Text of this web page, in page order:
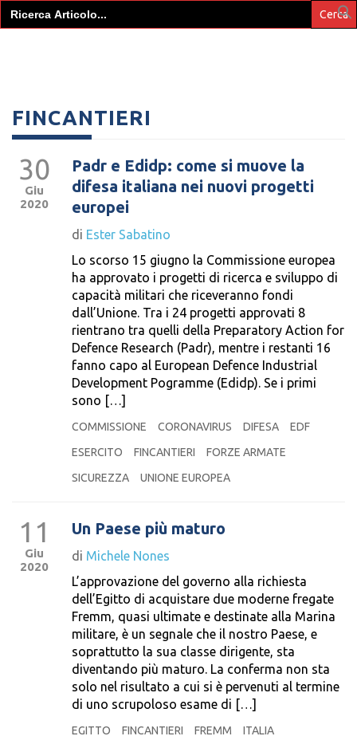
Search
for:
FINCANTIERI
30
Giu
2020
Padr e Edidp: come si muove la
difesa italiana nei nuovi progetti
europei
di Ester Sabatino
Lo scorso 15 giugno la Commissione europea
ha approvato i progetti di ricerca e sviluppo di
capacità militari che riceveranno fondi
dall’Unione. Tra i 24 progetti approvati 8
rientrano tra quelli della Preparatory Action for
Defence Research (Padr), mentre i restanti 16
fanno capo al European Defence Industrial
Development Pogramme (Edidp). Se i primi
sono […]
COMMISSIONE CORONAVIRUS DIFESA
EDF
ESERCITO
FINCANTIERI
FORZE ARMATE
SICUREZZA
UNIONE EUROPEA
11
Giu
2020
Un Paese più maturo
di Michele Nones
L’approvazione del governo alla richiesta
dell’Egitto di acquistare due moderne fregate
Fremm, quasi ultimate e destinate alla Marina
militare, è un segnale che il nostro Paese, e
soprattutto la sua classe dirigente, sta
diventando più maturo. La conferma non sta
solo nel risultato a cui si è pervenuti al termine
di uno scrupoloso esame di […]
EGITTO FINCANTIERI FREMM
ITALIA